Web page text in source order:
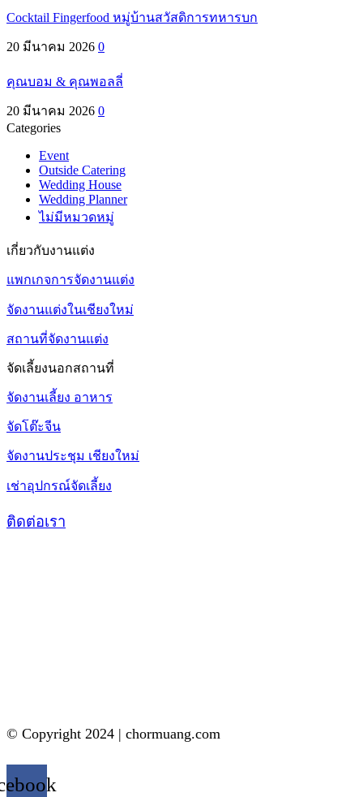
Cocktail Fingerfood หมู่บ้านสวัสดิการทหารบก
20 มีนาคม 2026 0
คุณบอม & คุณพอลลี่
20 มีนาคม 2026 0
Categories
Event
Outside Catering
Wedding House
Wedding Planner
ไม่มีหมวดหมู่
เกี่ยวกับงานแต่ง
แพกเกจการจัดงานแต่ง
จัดงานแต่งในเชียงใหม่
สถานที่จัดงานแต่ง
จัดเลี้ยงนอกสถานที่
จัดงานเลี้ยง อาหาร
จัดโต๊ะจีน
จัดงานประชุม เชียงใหม่
เช่าอุปกรณ์จัดเลี้ยง
ติดต่อเรา
© Copyright 2024 | chormuang.com